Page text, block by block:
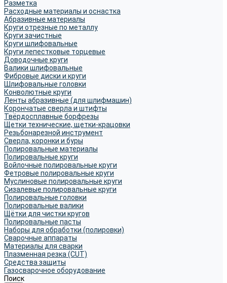
Разметка
Расходные материалы и оснастка
Абразивные материалы
Круги отрезные по металлу
Круги зачистные
Круги шлифовальные
Круги лепестковые торцевые
Доводочные круги
Валики шлифовальные
Фибровые диски и круги
Шлифовальные головки
Конволютные круги
Ленты абразивные (для шлифмашин)
Корончатые сверла и штифты
Твёрдосплавные борфрезы
Щетки технические, щетки-крацовки
Резьбонарезной инструмент
Сверла, коронки и буры
Полировальные материалы
Полировальные круги
Войлочные полировальные круги
Фетровые полировальные круги
Муслиновые полировальные круги
Cизалевые полировальные круги
Полировальные головки
Полировальные валики
Щётки для чистки кругов
Полировальные пасты
Наборы для обработки (полировки)
Сварочные аппараты
Материалы для сварки
Плазменная резка (CUT)
Средства защиты
Газосварочное оборудование
Поиск